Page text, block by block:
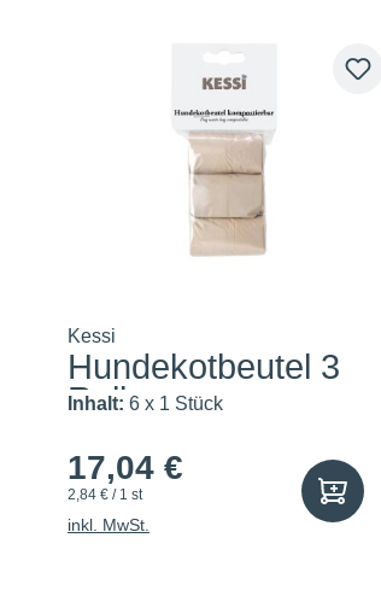
Kessi
Hundekotbeutel 3
Rollen
Inhalt: 6 x 1 Stück
17,04 €
2,84 € / 1 st
inkl. MwSt.